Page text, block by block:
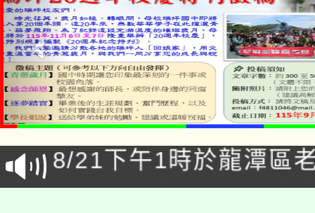
「本色祭」8/29、30在
場熱烈登場!
8/21下午1時於龍潭區
徵才活動。
YOUNG桃局內行報名